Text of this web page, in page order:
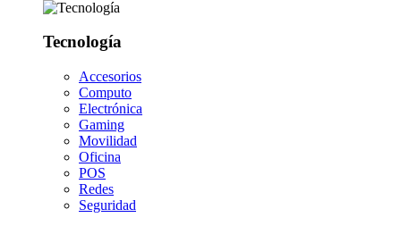
Tecnología
Accesorios
Computo
Electrónica
Gaming
Movilidad
Oficina
POS
Redes
Seguridad